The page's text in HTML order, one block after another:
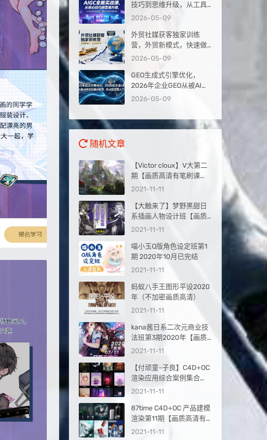
技巧到思维升级，从工具
应用到实战落地，解锁AI
2026-05-09
外贸社媒获客独家训练
营，外贸新模式，快速做
外贸（更新26年4月）
2026-05-09
GEO生成式引擎优化，
2026年企业GEO从被AI收
录到被AI推荐，抢占新流
2026-05-09
随机文章
【Victor cloux】V大第二
期【画质高清有笔刷课
件】
2021-11-11
【大触来了】梦野黑甜日
系插画人物设计班【画质
高清2021年1月完结】
2021-11-11
喵小玉Q版角色设定班第1
期 2020年10月已完结
2021-11-11
蚂蚁八手王图形平设2020
年（不加密画质高清）
2021-11-11
kana酱日系二次元商业技
法班第3期2020年【画质
高清不加密】
2021-11-11
【付顽童-子良】C4D+OC
渲染应用综合案例集合
2019年【画质高清有工程
2021-11-11
87time C4D+OC 产品建模
渲染第11期【画质高清有
素材】
2021-11-11